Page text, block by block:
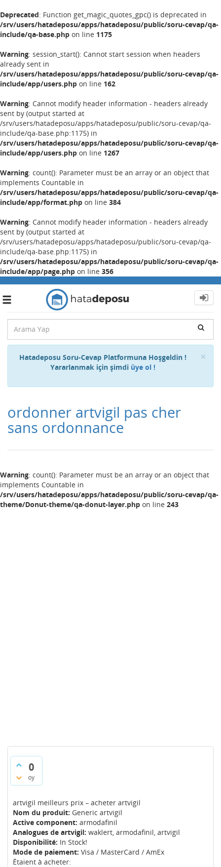
Deprecated: Function get_magic_quotes_gpc() is deprecated in
/srv/users/hatadeposu/apps/hatadeposu/public/soru-cevap/qa-
include/qa-base.php on line 1175
Warning: session_start(): Cannot start session when headers
already sent in
/srv/users/hatadeposu/apps/hatadeposu/public/soru-cevap/qa-
include/app/users.php on line 162
Warning: Cannot modify header information - headers already
sent by (output started at
/srv/users/hatadeposu/apps/hatadeposu/public/soru-cevap/qa-
include/qa-base.php:1175) in
/srv/users/hatadeposu/apps/hatadeposu/public/soru-cevap/qa-
include/app/users.php on line 1267
Warning: count(): Parameter must be an array or an object that
implements Countable in
/srv/users/hatadeposu/apps/hatadeposu/public/soru-cevap/qa-
include/app/format.php on line 384
Warning: Cannot modify header information - headers already
sent by (output started at
/srv/users/hatadeposu/apps/hatadeposu/public/soru-cevap/qa-
include/qa-base.php:1175) in
/srv/users/hatadeposu/apps/hatadeposu/public/soru-cevap/qa-
include/app/page.php on line 356
Toggle
×
Hatadeposu Soru-Cevap Platformuna Hoşgeldin !
Yararlanmak için şimdi üye ol !
ordonner artvigil pas cher
sans ordonnance
Warning: count(): Parameter must be an array or an object that
implements Countable in
/srv/users/hatadeposu/apps/hatadeposu/public/soru-cevap/qa-
theme/Donut-theme/qa-donut-layer.php on line 243
0
oy
artvigil meilleurs prix – acheter artvigil
Nom du produit: Generic artvigil
Active component: armodafinil
Analogues de artvigil: waklert, armodafinil, artvigil
Disponibilité: In Stock!
Mode de paiement: Visa / MasterCard / AmEx
Étaient à acheter: